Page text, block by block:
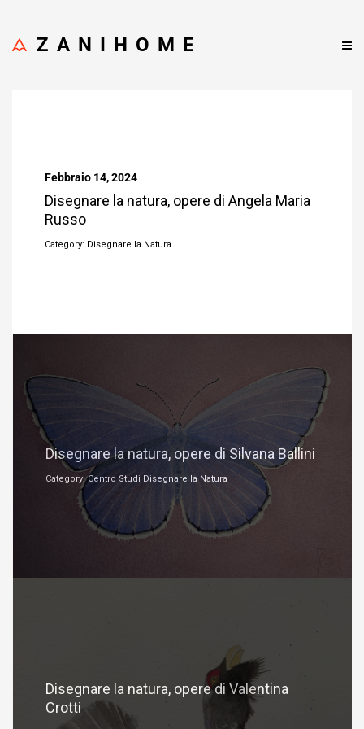
ZANIHOME
Febbraio 14, 2024
Disegnare la natura, opere di Angela Maria
Russo
Category: Disegnare la Natura
Settembre 28, 2023
Disegnare la natura, opere di Silvana Ballini
Category: Centro Studi Disegnare la Natura
Disegnare la natura, opere di Valentina
Crotti